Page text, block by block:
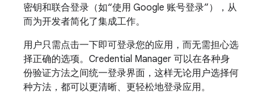
密钥和联合登录（如“使用 Google 账号登录”），从
而为开发者简化了集成工作。
用户只需点击一下即可登录您的应用，而无需担心选
择正确的选项。Credential Manager 可以在各种身
份验证方法之间统一登录界面，这样无论用户选择何
种方法，都可以更清晰、更轻松地登录应用。